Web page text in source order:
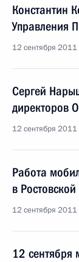
Константин
Управления
12 сентября
Сергей
директоров
12 сентября
Работа
в
12 сентября
12 сентября